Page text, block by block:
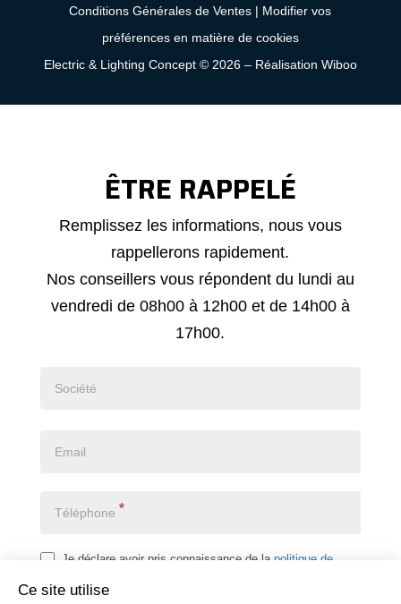
Conditions Générales de Ventes | Modifier vos
préférences en matière de cookies
Electric & Lighting Concept © 2026 – Réalisation Wiboo
ÊTRE RAPPELÉ
Demande
rappel
Remplissez les informations, nous vous
rappellerons rapidement.
Nos conseillers vous répondent du lundi au
vendredi de 08h00 à 12h00 et de 14h00 à
17h00.
*
Je déclare avoir pris connaissance de la politique de